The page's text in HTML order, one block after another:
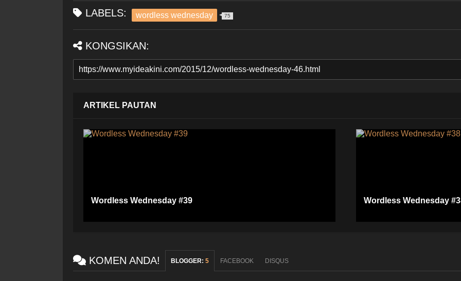
LABELS: wordless wednesday 75
KONGSIKAN:
ARTIKEL PAUTAN
Wordless Wednesday #39 Wordless Wednesday
KOMEN ANDA! BLOGGER: 5 FACEBOOK DISQUS